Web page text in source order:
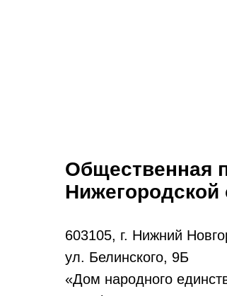
Общественная
Нижегородской
603105, г. Нижний
ул. Белинского, 9Б
«Дом народного